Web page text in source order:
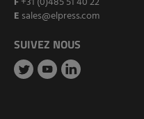
E sales@elpress.com
SUIVEZ NOUS